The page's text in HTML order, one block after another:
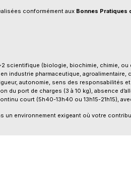
conformément aux Bonnes Pratiques
scientifique (biologie, biochimie, chimie, ou
industrie pharmaceutique,
autonomie, sens des responsabilités
du port de charges (3 à 10 kg), absence
court (5h40-13h40 ou 13h15-21h15),
un environnement exigeant où votre